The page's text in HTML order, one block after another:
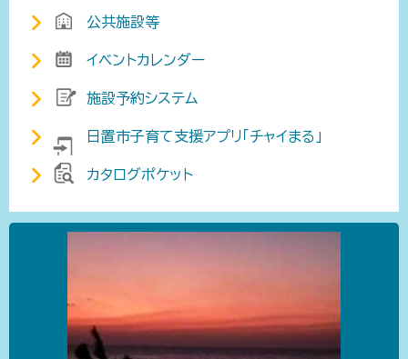
公共施設等
イベントカレンダー
施設予約システム
日置市子育て支援アプリ「チャイまる」
カタログポケット